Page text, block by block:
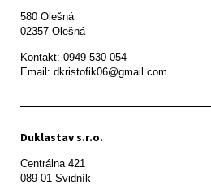
580 Olešná
Kontakt: 0949 530 054
Email: dkristofik06@gmail.com
Duklastav s.r.o.
Centrálna 421
089 01 Svidník